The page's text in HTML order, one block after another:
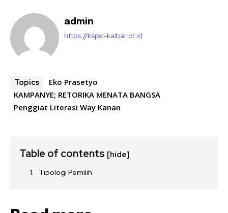
admin
https://kspsi-kalbar.or.id
Topics
Eko Prasetyo
KAMPANYE; RETORIKA MENATA BANGSA
Penggiat Literasi Way Kanan
Table of contents [hide]
Tipologi Pemilih